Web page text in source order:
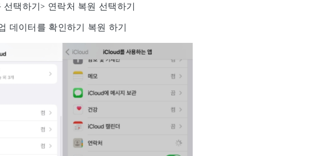
택하기> 연락처 복원 선택하기
데이터를 확인하기 복원 하기